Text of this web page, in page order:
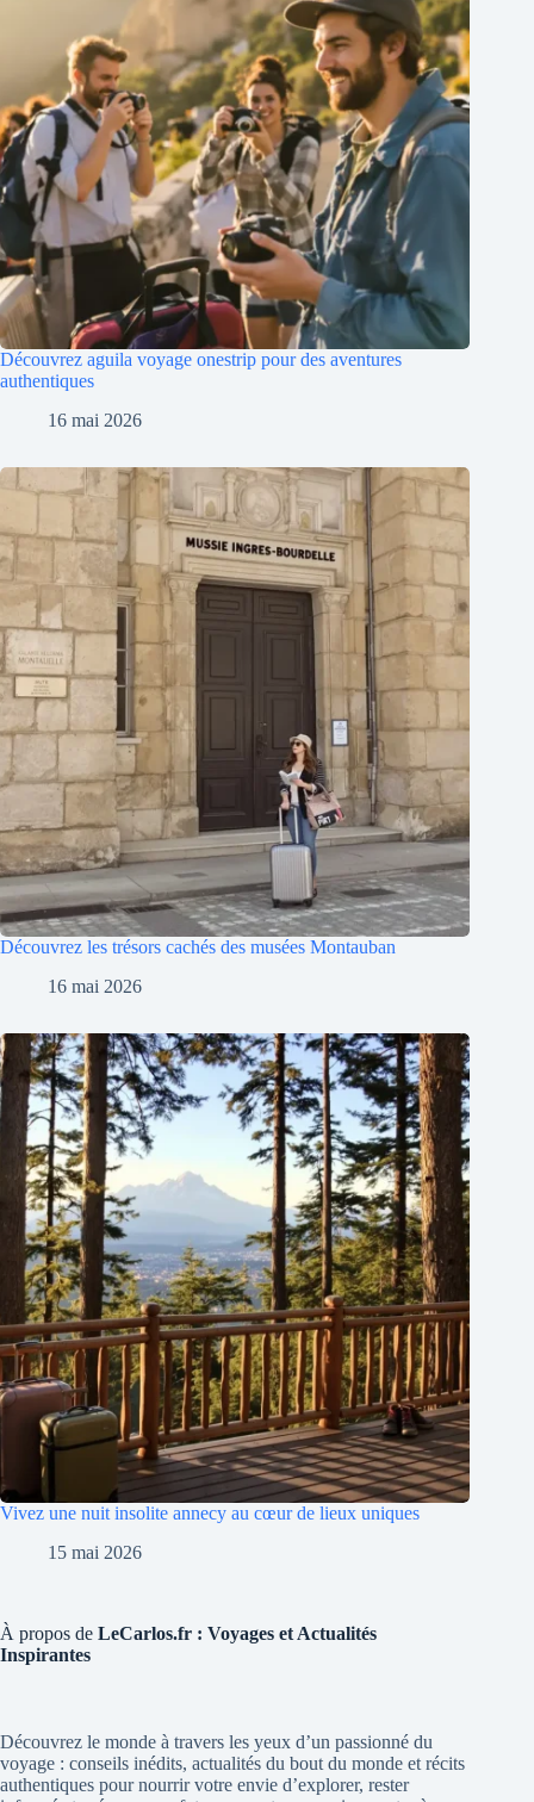
Découvrez aguila voyage onestrip pour des aventures
authentiques
16 mai 2026
Découvrez les trésors cachés des musées Montauban
16 mai 2026
Vivez une nuit insolite annecy au cœur de lieux uniques
15 mai 2026
À propos de LeCarlos.fr : Voyages et Actualités
Inspirantes
Découvrez le monde à travers les yeux d’un passionné du
voyage : conseils inédits, actualités du bout du monde et récits
authentiques pour nourrir votre envie d’explorer, rester